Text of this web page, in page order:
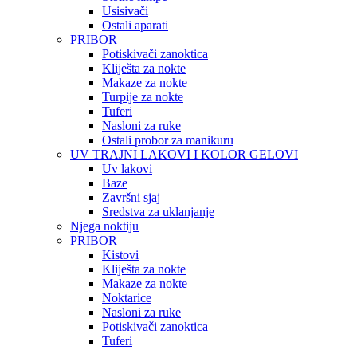
Usisivači
Ostali aparati
PRIBOR
Potiskivači zanoktica
Kliješta za nokte
Makaze za nokte
Turpije za nokte
Tuferi
Nasloni za ruke
Ostali probor za manikuru
UV TRAJNI LAKOVI I KOLOR GELOVI
Uv lakovi
Baze
Završni sjaj
Sredstva za uklanjanje
Njega noktiju
PRIBOR
Kistovi
Kliješta za nokte
Makaze za nokte
Noktarice
Nasloni za ruke
Potiskivači zanoktica
Tuferi